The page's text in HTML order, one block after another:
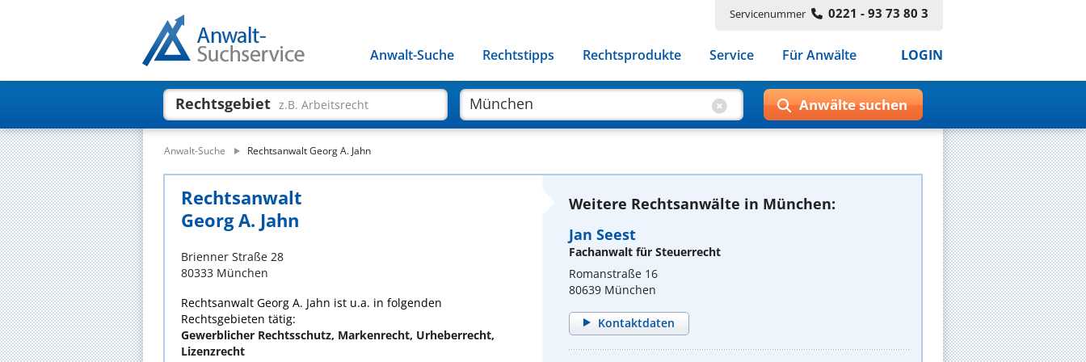
Servicenummer 0221 - 93 73 80 3
Anwalt-Suche Rechtstipps Rechtsprodukte Service Für Anwälte LOGIN
Rechtsgebiet z.B. Arbeitsrecht
Anwalt-Suche Rechtsanwalt Georg A. Jahn
Rechtsanwalt
Georg A. Jahn
Brienner Straße 28
80333 München
Rechtsanwalt Georg A. Jahn ist u.a. in folgenden
Rechtsgebieten tätig:
Gewerblicher Rechtsschutz, Markenrecht, Urheberrecht,
Lizenzrecht
Weitere Rechtsanwälte in München:
Jan Seest
Fachanwalt für Steuerrecht
Romanstraße 16
80639 München
Kontaktdaten